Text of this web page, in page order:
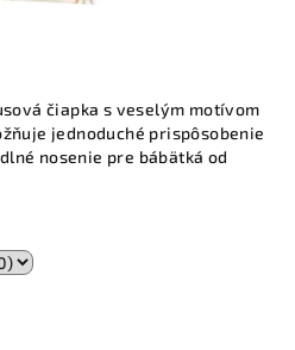
čiapka s veselým motívom
jednoduché prispôsobenie
nosenie pre bábätká od